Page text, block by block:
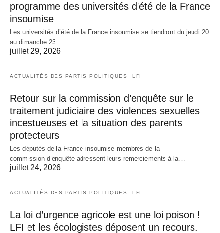
programme des universités d’été de la France
insoumise
Les universités d’été de la France insoumise se tiendront du jeudi 20
au dimanche 23…
juillet 29, 2026
ACTUALITÉS DES PARTIS POLITIQUES LFI
Retour sur la commission d’enquête sur le
traitement judiciaire des violences sexuelles
incestueuses et la situation des parents
protecteurs
Les députés de la France insoumise membres de la
commission d’enquête adressent leurs remerciements à la…
juillet 24, 2026
ACTUALITÉS DES PARTIS POLITIQUES LFI
La loi d’urgence agricole est une loi poison !
LFI et les écologistes déposent un recours.